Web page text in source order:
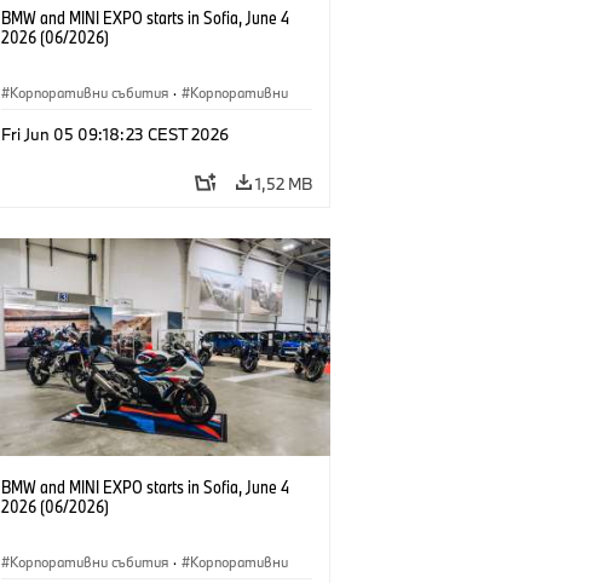
BMW and MINI EXPO starts in Sofia, June 4
2026 (06/2026)
Корпоративни събития · Корпоративни
Fri Jun 05 09:18:23 CEST 2026
1,52 MB
BMW and MINI EXPO starts in Sofia, June 4
2026 (06/2026)
Корпоративни събития · Корпоративни